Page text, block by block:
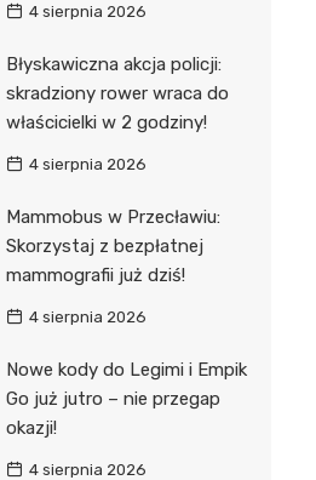
4 sierpnia 2026
Błyskawiczna akcja policji:
skradziony rower wraca do
właścicielki w 2 godziny!
4 sierpnia 2026
Mammobus w Przecławiu:
Skorzystaj z bezpłatnej
mammografii już dziś!
4 sierpnia 2026
Nowe kody do Legimi i Empik
Go już jutro – nie przegap
okazji!
4 sierpnia 2026